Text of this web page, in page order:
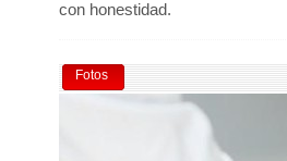
con honestidad.
Fotos